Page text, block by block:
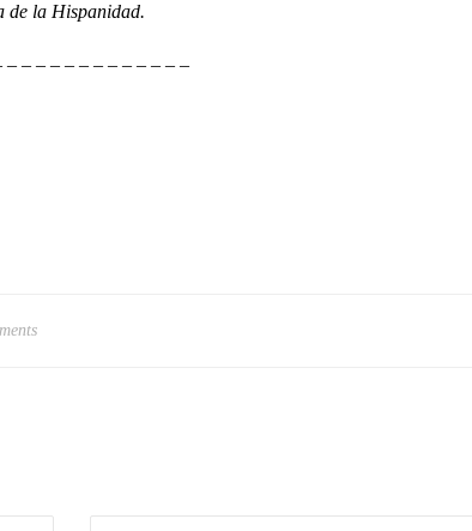
la Hispanidad.
– – – – – – – – – – – – –